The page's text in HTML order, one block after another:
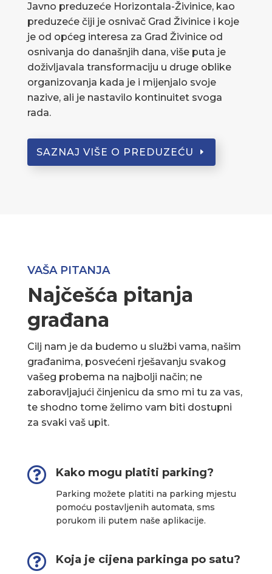
Javno preduzeće Horizontala-Živinice, kao
preduzeće čiji je osnivač Grad Živinice i koje
je od općeg interesa za Grad Živinice od
osnivanja do današnjih dana, više puta je
doživljavala transformaciju u druge oblike
organizovanja kada je i mijenjalo svoje
nazive, ali je nastavilo kontinuitet svoga
rada.
SAZNAJ VIŠE O PREDUZEĆU
VAŠA PITANJA
Najčešća pitanja
građana
Cilj nam je da budemo u službi vama, našim
građanima, posvećeni rješavanju svakog
vašeg probema na najbolji način; ne
zaboravljajući činjenicu da smo mi tu za vas,
te shodno tome želimo vam biti dostupni
za svaki vaš upit.
 Kako mogu platiti parking?
Parking možete platiti na parking mjestu
pomoću postavljenih automata, sms
porukom ili putem naše aplikacije.
 Koja je cijena parkinga po satu?